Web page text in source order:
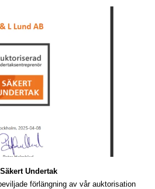
Undertak
förlängning av vår auktorisation